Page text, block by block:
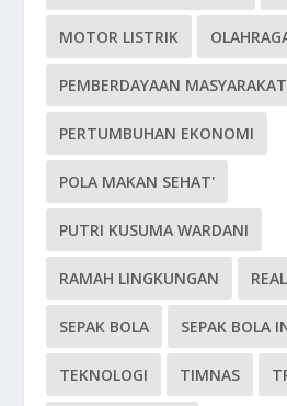
MOTOR LISTRIK
PEMBERDAYAAN MASYARAKAT
PERTUMBUHAN EKONOMI
POLA MAKAN SEHAT'
PUTRI KUSUMA WARDANI
RAMAH LINGKUNGAN
SEPAK BOLA SEPAK BOLA
TEKNOLOGI TIMNAS